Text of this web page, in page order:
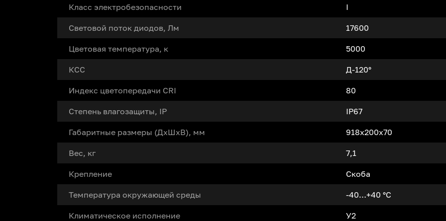
Класс электробезопасности I
Световой поток диодов, Лм 17600
Цветовая температура, к 5000
КСС Д-120°
Индекс цветопередачи CRI 80
Степень влагозащиты, IP IP67
Габаритные размеры (ДxШxВ), мм 918х200х70
Вес, кг 7,1
Крепление Скоба
Температура окружающей среды -40…+40 °С
Климатическое исполнение У2